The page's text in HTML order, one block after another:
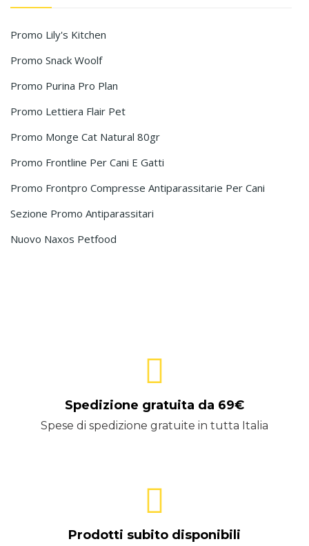
Promo Lily's Kitchen
Promo Snack Woolf
Promo Purina Pro Plan
Promo Lettiera Flair Pet
Promo Monge Cat Natural 80gr
Promo Frontline Per Cani E Gatti
Promo Frontpro Compresse Antiparassitarie Per Cani
Sezione Promo Antiparassitari
Nuovo Naxos Petfood
Spedizione gratuita da 69€
Spese di spedizione gratuite in tutta Italia
Prodotti subito disponibili